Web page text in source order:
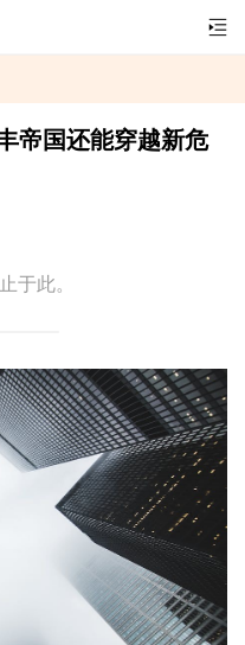
帝国还能穿越新危
于此。